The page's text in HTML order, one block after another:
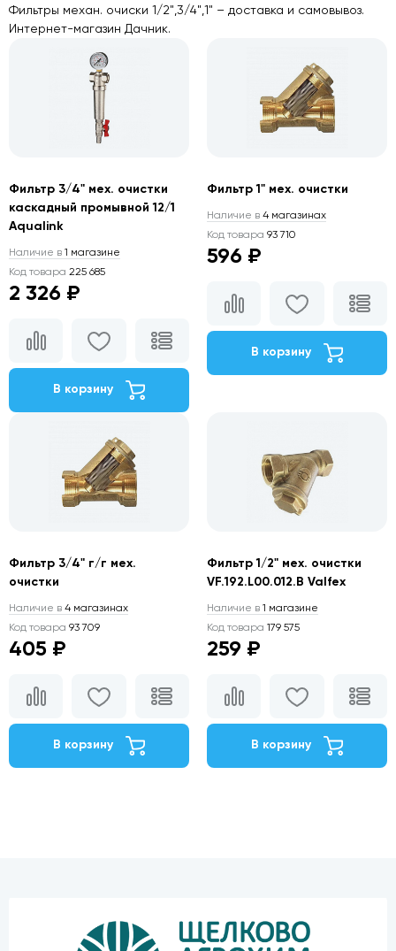
Фильтры механ. очиски 1/2",3/4",1" – доставка и самовывоз.
Интернет-магазин Дачник.
Фильтр 3/4" мех. очистки
каскадный промывной 12/1
Aqualink
Наличие в 1 магазине
Код товара 225 685
2 326 ₽
В корзину
Фильтр 1" мех. очистки
Наличие в 4 магазинах
Код товара 93 710
596 ₽
В корзину
Фильтр 3/4" г/г мех.
очистки
Наличие в 4 магазинах
Код товара 93 709
405 ₽
В корзину
Фильтр 1/2" мех. очистки
VF.192.L00.012.B Valfex
Наличие в 1 магазине
Код товара 179 575
259 ₽
В корзину